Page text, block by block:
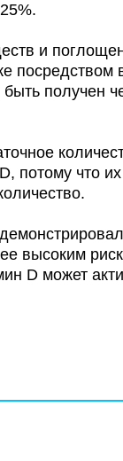
и
посредством
получен
потому что
высоким
D может